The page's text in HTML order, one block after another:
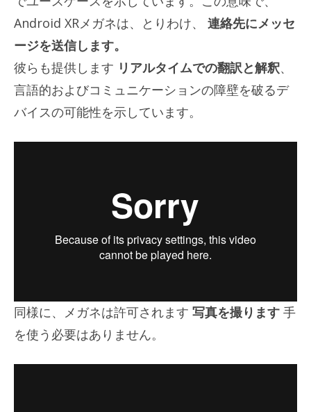
Android XRメガネは、とりわけ、
連絡先にメッセ
ージを送信します。
彼らも提供します リアルタイムでの翻訳と解釈、
言語的およびコミュニケーションの障壁を破るデ
バイスの可能性を示しています。
同様に、メガネは許可されます 写真を撮ります 手
を使う必要はありません。